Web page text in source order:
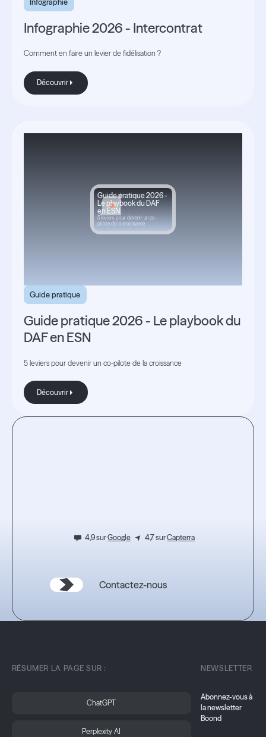
Infographie
Infographie 2026 - Intercontrat
Comment en faire un levier de fidélisation ?
Découvrir
Découvrir
Guide pratique 2026 -
Le playbook du DAF
en ESN
5 leviers pour devenir un co-
pilote de la croissance
Guide pratique
Guide pratique 2026 - Le playbook du
DAF en ESN
5 leviers pour devenir un co-pilote de la croissance
Découvrir
Découvrir
4,9 surGoogle 4,7 surCapterra
Contactez-nous
RÉSUMER LA PAGE SUR :
ChatGPT
Perplexity AI
NEWSLETTER
Abonnez-vous à
la newsletter
Boond